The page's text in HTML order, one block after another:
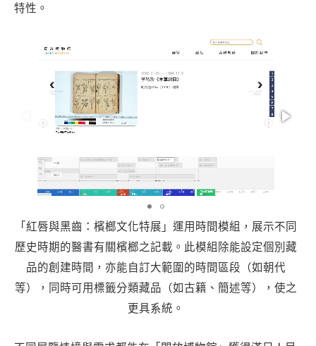
特性。
「紅唇與黑齒：檳榔文化特展」運用時間模組，展示不同
歷史時期的醫書有關檳榔之記載。此模組除能設定個別藏
品的創建時間，亦能自訂大範圍的時間區段（如朝代
等），同時可用標籤分類藏品（如古籍、簡述等），使之
更具系統。